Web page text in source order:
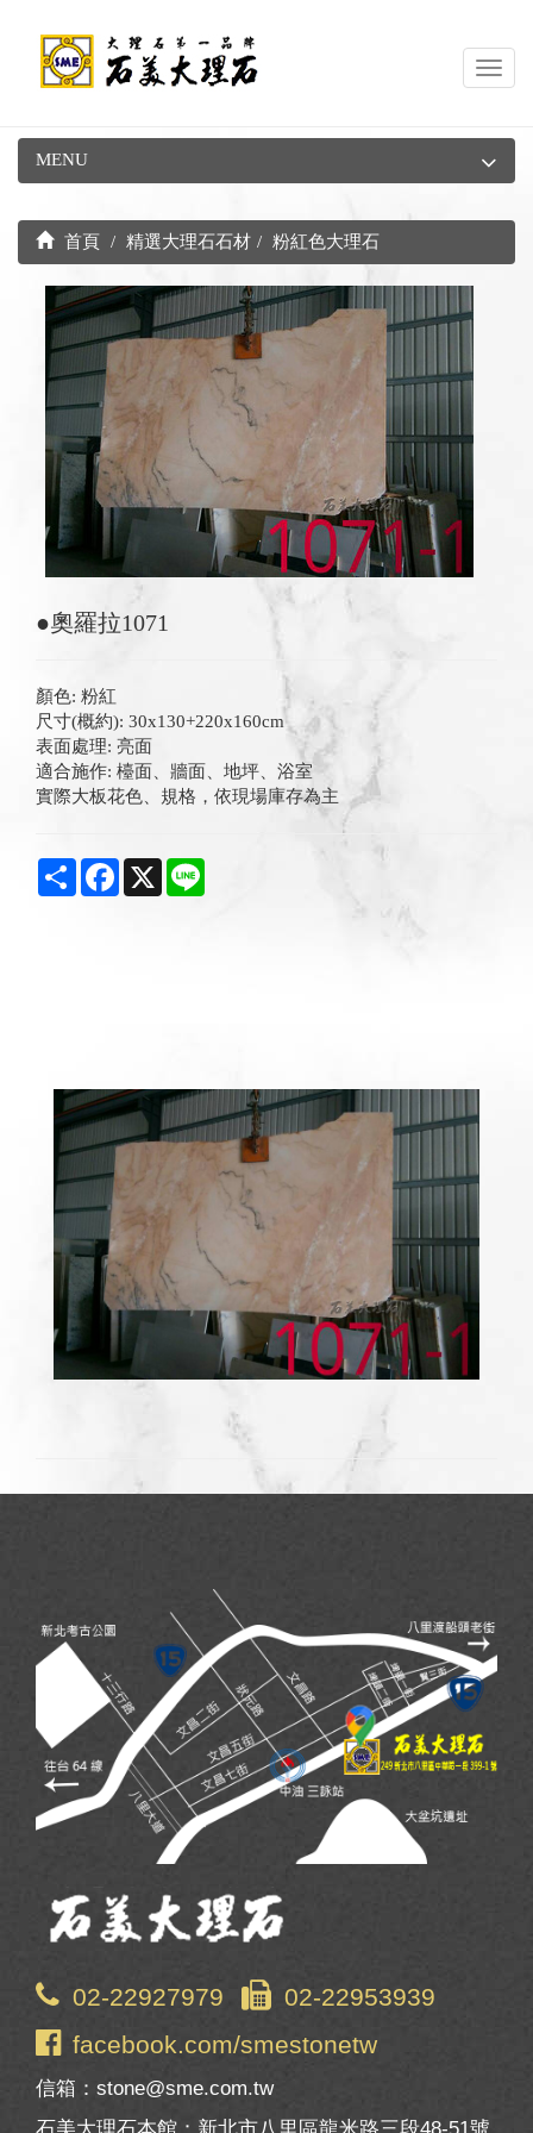
MENU
首頁 精選大理石石材 粉紅色大理石
●奧羅拉1071
顏色: 粉紅
尺寸(概約): 30x130+220x160cm
表面處理: 亮面
適合施作: 檯面、牆面、地坪、浴室
實際大板花色、規格，依現場庫存為主
Share Facebook
X
02-22927979
02-22953939
facebook.com/smestonetw
信箱：stone@sme.com.tw